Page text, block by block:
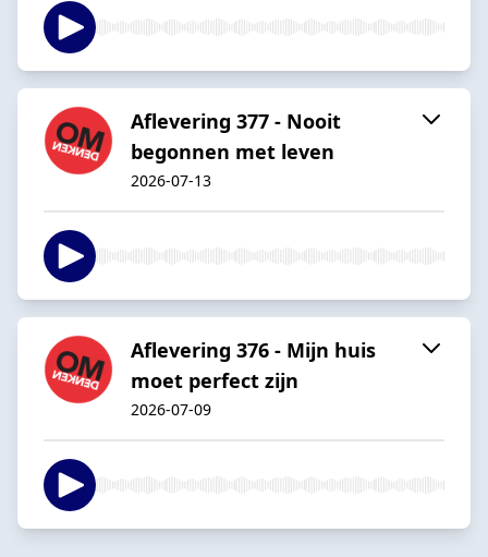
Aflevering 377 - Nooit
begonnen met leven
2026-07-13
Aflevering 376 - Mijn huis
moet perfect zijn
2026-07-09